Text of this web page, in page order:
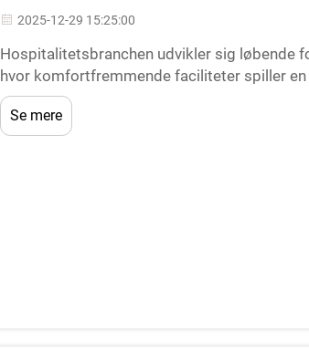
2025-12-29 15:25:00
Hospitalitetsbranchen udvikler sig løbende
hvor komfortfremmende faciliteter spiller
Blandt disse væsentlige komfortartikler er
faktor...
Se mere